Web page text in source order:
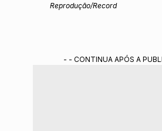
Reprodução/Record
- - CONTINUA APÓS A